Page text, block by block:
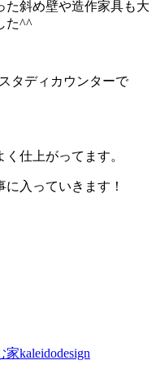
た斜め壁や造作家具も大
た^^
タディカウンターで
仕上がってます。
入っていきます！
家kaleidodesign